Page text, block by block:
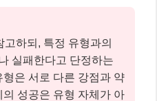
하되, 특정 유형과의
실패한다고 단정하는
은 서로 다른 강점과 약
성공은 유형 자체가 아